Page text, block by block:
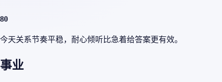
80
今天关系节奏平稳，耐心倾听比急着给答案更有效。
事业